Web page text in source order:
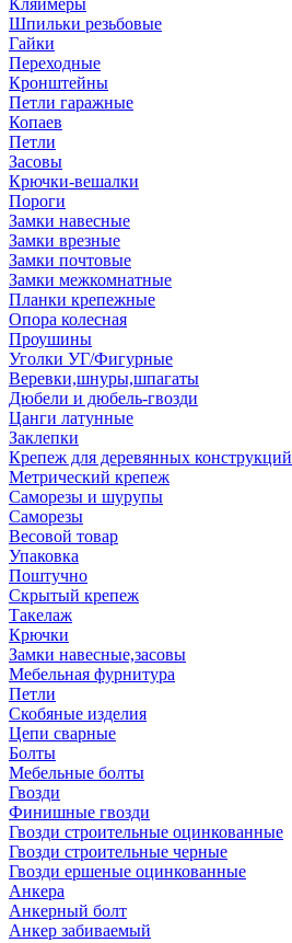
Кляймеры
Шпильки резьбовые
Гайки
Переходные
Кронштейны
Петли гаражные
Копаев
Петли
Засовы
Крючки-вешалки
Пороги
Замки навесные
Замки врезные
Замки почтовые
Замки межкомнатные
Планки крепежные
Опора колесная
Проушины
Уголки УГ/Фигурные
Веревки,шнуры,шпагаты
Дюбели и дюбель-гвозди
Цанги латунные
Заклепки
Крепеж для деревянных конструкций
Метрический крепеж
Саморезы и шурупы
Саморезы
Весовой товар
Упаковка
Поштучно
Скрытый крепеж
Такелаж
Крючки
Замки навесные,засовы
Мебельная фурнитура
Петли
Скобяные изделия
Цепи сварные
Болты
Мебельные болты
Гвозди
Финишные гвозди
Гвозди строительные оцинкованные
Гвозди строительные черные
Гвозди ершеные оцинкованные
Анкера
Анкерный болт
Анкер забиваемый